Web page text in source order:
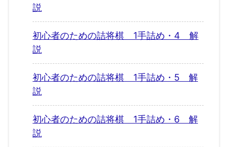
説
初心者のための詰将棋 1手詰め・4 解
説
初心者のための詰将棋 1手詰め・5 解
説
初心者のための詰将棋 1手詰め・6 解
説